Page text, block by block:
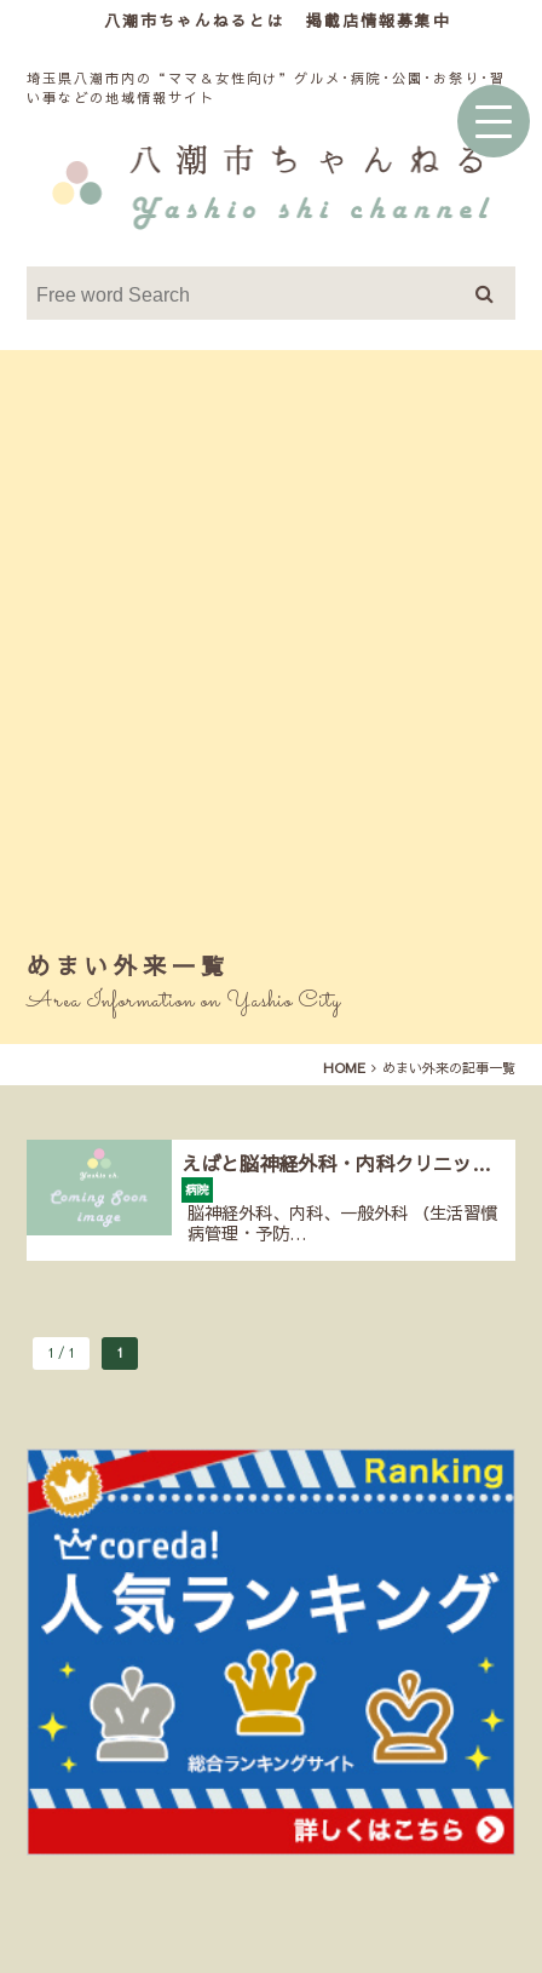
八潮市ちゃんねるとは 掲載店情報募集中
埼玉県八潮市内の“ママ＆女性向け”グルメ･病院･公園･お祭り･習
い事などの地域情報サイト
めまい外来一覧
Area Information on Yashio City
HOME めまい外来の記事一覧
えばと脳神経外科・内科クリニッ…
病院
脳神経外科、内科、一般外科 （生活習慣
病管理・予防…
1 / 1 1